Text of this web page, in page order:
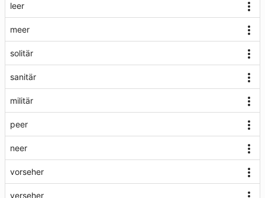
leer
meer
solitär
sanitär
militär
peer
neer
vorseher
verseher